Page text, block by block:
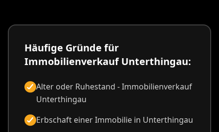
Häufige Gründe für
Immobilienverkauf Unterthingau:
Alter oder Ruhestand - Immobilienverkauf
Unterthingau
Erbschaft einer Immobilie in Unterthingau